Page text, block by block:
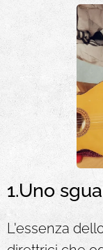
1.Uno
L'essenza